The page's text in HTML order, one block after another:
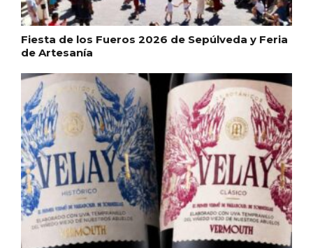
Fiesta de los Fueros 2026 de Sepúlveda y Feria
de Artesanía
Recorre los fiordos leoneses en Riaño